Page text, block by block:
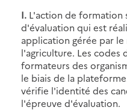
I. L'action de formation
d'évaluation qui est
application gérée par
l'agriculture. Les codes
formateurs des
le biais de la
vérifie l'identité des
l'épreuve d'évaluation.